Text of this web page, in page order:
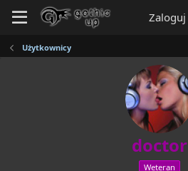
Zaloguj
Użytkownicy
doctor
Weteran